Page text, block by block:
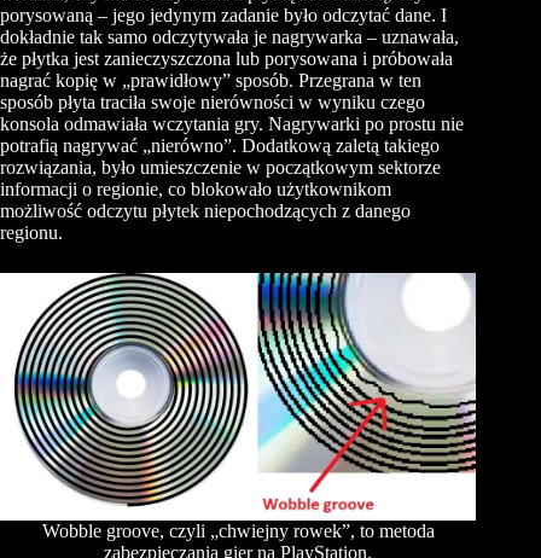
porysowaną – jego jedynym zadanie było odczytać dane. I
dokładnie tak samo odczytywała je nagrywarka – uznawała,
że płytka jest zanieczyszczona lub porysowana i próbowała
nagrać kopię w „prawidłowy” sposób. Przegrana w ten
sposób płyta traciła swoje nierówności w wyniku czego
konsola odmawiała wczytania gry. Nagrywarki po prostu nie
potrafią nagrywać „nierówno”. Dodatkową zaletą takiego
rozwiązania, było umieszczenie w początkowym sektorze
informacji o regionie, co blokowało użytkownikom
możliwość odczytu płytek niepochodzących z danego
regionu.
Wobble groove, czyli „chwiejny rowek”, to metoda
zabezpieczania gier na PlayStation.